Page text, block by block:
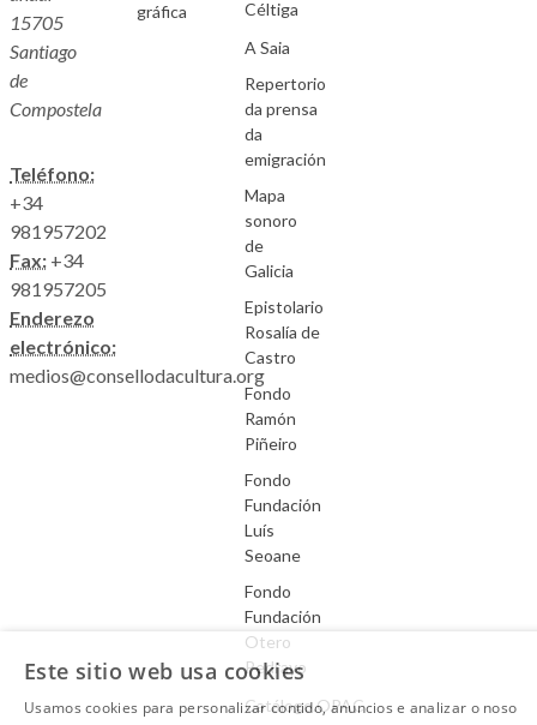
15705
Santiago
de
Compostela
Teléfono:
+34
981957202
Fax: +34
981957205
Enderezo
electrónico:
medios@consellodacultura.org
gráfica
Céltiga
A Saia
Repertorio
da prensa
da
emigración
Mapa
sonoro
de
Galicia
Epistolario
Rosalía de
Castro
Fondo
Ramón
Piñeiro
Fondo
Fundación
Luís
Seoane
Fondo
Fundación
Otero
Pedrayo
Catálogo.OPAC
Este sitio web usa cookies
Usamos cookies para personalizar contido, anuncios e analizar o noso